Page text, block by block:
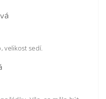
velikost sedí.